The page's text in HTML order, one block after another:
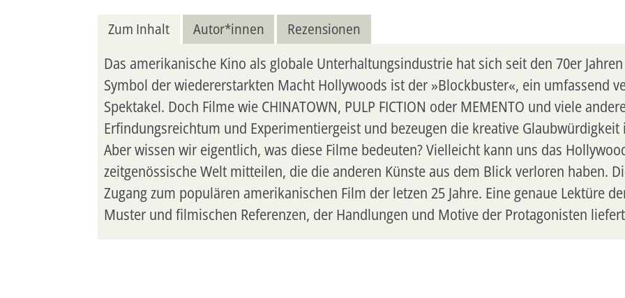
Zum Inhalt Autor*innen Rezensionen
Das amerikanische Kino als globale Unterhaltungsindustrie hat sich seit den 70er
Symbol der wiedererstarkten Macht Hollywoods ist der »Blockbuster«, ein umfassend
Spektakel. Doch Filme wie CHINATOWN, PULP FICTION oder MEMENTO und viele
Erfindungsreichtum und Experimentiergeist und bezeugen die kreative Glaubwürdigkeit
Aber wissen wir eigentlich, was diese Filme bedeuten? Vielleicht kann uns das
zeitgenössische Welt mitteilen, die die anderen Künste aus dem Blick verloren haben.
Zugang zum populären amerikanischen Film der letzen 25 Jahre. Eine genaue Lektüre
Muster und filmischen Referenzen, der Handlungen und Motive der Protagonisten